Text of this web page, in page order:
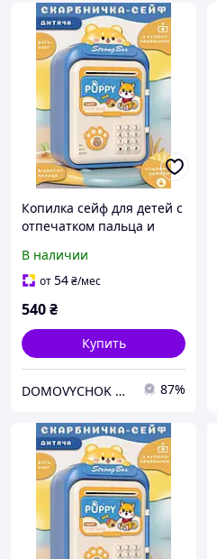
Копилка сейф для детей с
отпечатком пальца и
денег электронная от
батареек 14х10.5х24 см
В наличии
от54₴/мес
540₴
Купить
DOMOVYCHOK SHOP 87%